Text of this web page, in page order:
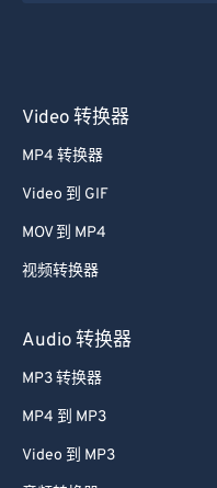
Video 转换器
MP4 转换器
Video 到 GIF
MOV 到 MP4
视频转换器
Audio 转换器
MP3 转换器
MP4 到 MP3
Video 到 MP3